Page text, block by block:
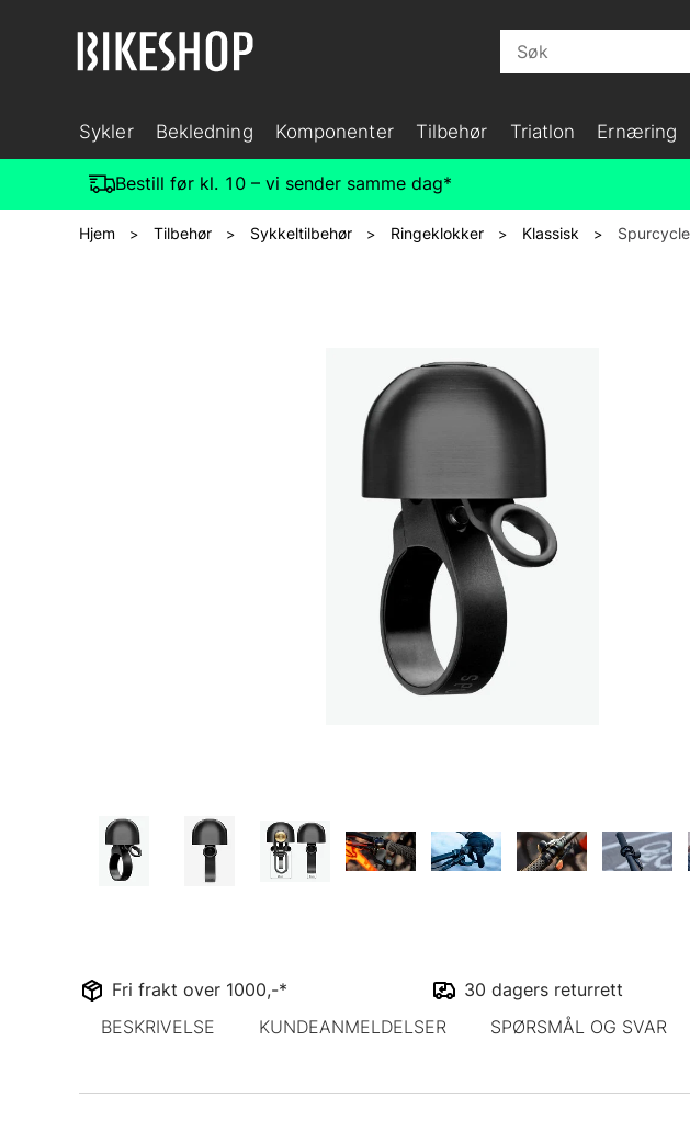
Sykler Bekledning Komponenter Tilbehør Triatlon Ernæring
Bestill før kl. 10 – vi sender samme dag*
Hjem > Tilbehør > Sykkeltilbehør > Ringeklokker > Klassisk >
Fri frakt over 1000,-* 30 dagers returrett
BESKRIVELSE
KUNDEANMELDELSER SPØRSMÅL OG SVAR